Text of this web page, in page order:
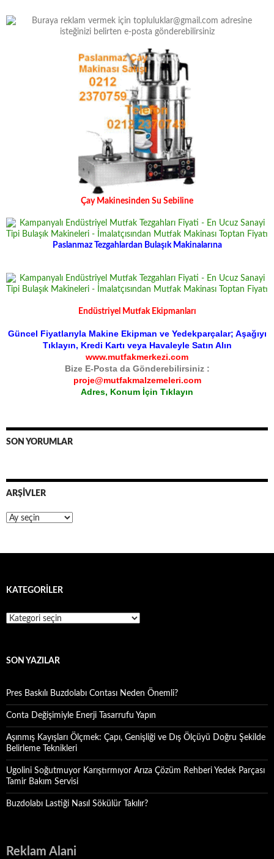
Çay Makinesinden Su Sebiline
Paslanmaz Tezgahlardan Bulaşık Makinalarına
Endüstriyel Mutfak Ekipmanları
Güncel Fiyatlarıyla Makine Ekipman ve Yedekparçalar; Aşağıyı
Tıklayın, Kredi Kartı veya Havaleyle Satın Alın
www.mutfakmerkezi.com
Bize E-Posta da Gönderebilirsiniz :
proje@mutfakmalzemeleri.com
Adres, Konum İçin Tıklayın
SON YORUMLAR
ARŞIVLER
Arşivler
KATEGORILER
Kategoriler
SON YAZILAR
Pres Baskılı Buzdolabı Contası Neden Önemli?
Conta Değişimiyle Enerji Tasarrufu Yapın
Aşınmış Kayışları Ölçmek: Çapı, Genişliği ve Dış Ölçüyü Doğru Şekilde
Belirleme Teknikleri
Ugolini Soğutmuyor Karıştırmıyor Arıza Çözüm Rehberi Yedek Parçası
Tamir Bakım Servisi
Buzdolabı Lastiği Nasıl Sökülür Takılır?
Reklam Alani